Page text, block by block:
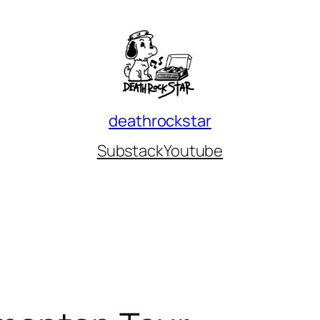
deathrockstar
SubstackYoutube